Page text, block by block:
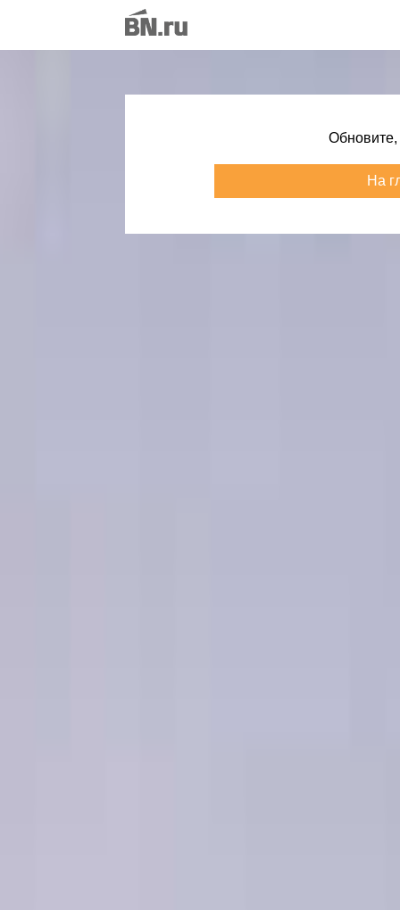
Обновите,
На